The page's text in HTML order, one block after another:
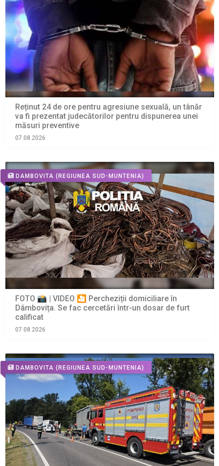
Reținut 24 de ore pentru agresiune sexuală, un tânăr
va fi prezentat judecătorilor pentru dispunerea unei
măsuri preventive
07.08.2026
DAMBOVITA (REGIUNEA SUD-MUNTENIA)
FOTO 📸 | VIDEO 🎦 Percheziții domiciliare în
Dâmbovița. Se fac cercetări într-un dosar de furt
calificat
07.08.2026
DAMBOVITA (REGIUNEA SUD-MUNTENIA)